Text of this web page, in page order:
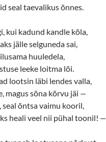
seal taevalikus õnnes.
kui kadund kandle kõla,
jälle selguneda sai,
huuledela,
leeke loitma lõi.
lootsin läbi lendes valla,
magus sõna kõrvu jäi —
seal õntsa vaimu kooril,
heali veel nii pühal toonil! —